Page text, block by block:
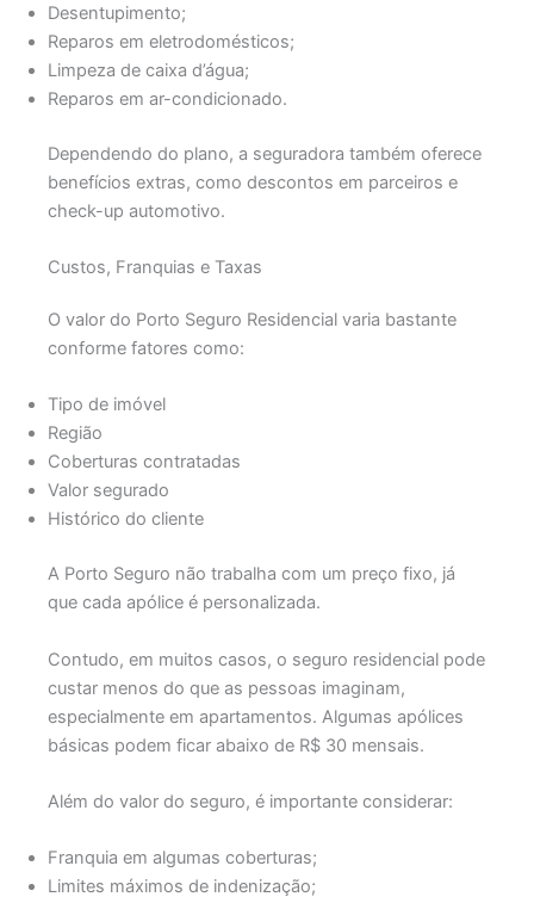
Desentupimento;
Reparos em eletrodomésticos;
Limpeza de caixa d’água;
Reparos em ar-condicionado.
Dependendo do plano, a seguradora também oferece
benefícios extras, como descontos em parceiros e
check-up automotivo.
Custos, Franquias e Taxas
O valor do Porto Seguro Residencial varia bastante
conforme fatores como:
Tipo de imóvel
Região
Coberturas contratadas
Valor segurado
Histórico do cliente
A Porto Seguro não trabalha com um preço fixo, já
que cada apólice é personalizada.
Contudo, em muitos casos, o seguro residencial pode
custar menos do que as pessoas imaginam,
especialmente em apartamentos. Algumas apólices
básicas podem ficar abaixo de R$ 30 mensais.
Além do valor do seguro, é importante considerar:
Franquia em algumas coberturas;
Limites máximos de indenização;